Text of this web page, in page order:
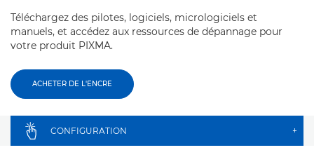
Téléchargez des pilotes, logiciels, micrologiciels et
manuels, et accédez aux ressources de dépannage pour
votre produit PIXMA.
ACHETER DE L'ENCRE
CONFIGURATION +